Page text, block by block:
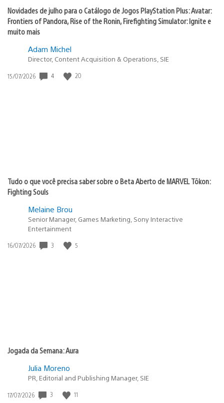
Novidades de julho para o Catálogo de Jogos PlayStation Plus: Avatar:
Frontiers of Pandora, Rise of the Ronin, Firefighting Simulator: Ignite e
muito mais
Adam Michel
Director, Content Acquisition & Operations, SIE
Data
15/07/2026 4 20
Tudo o que você precisa saber sobre o Beta Aberto de MARVEL Tōkon:
Fighting Souls
Melaine Brou
Senior Manager, Games Marketing, Sony Interactive
Entertainment
Data
16/07/2026 3 5
Jogada da Semana: Aura
Julia Moreno
PR, Editorial and Publishing Manager, SIE
Data
17/07/2026 3 11